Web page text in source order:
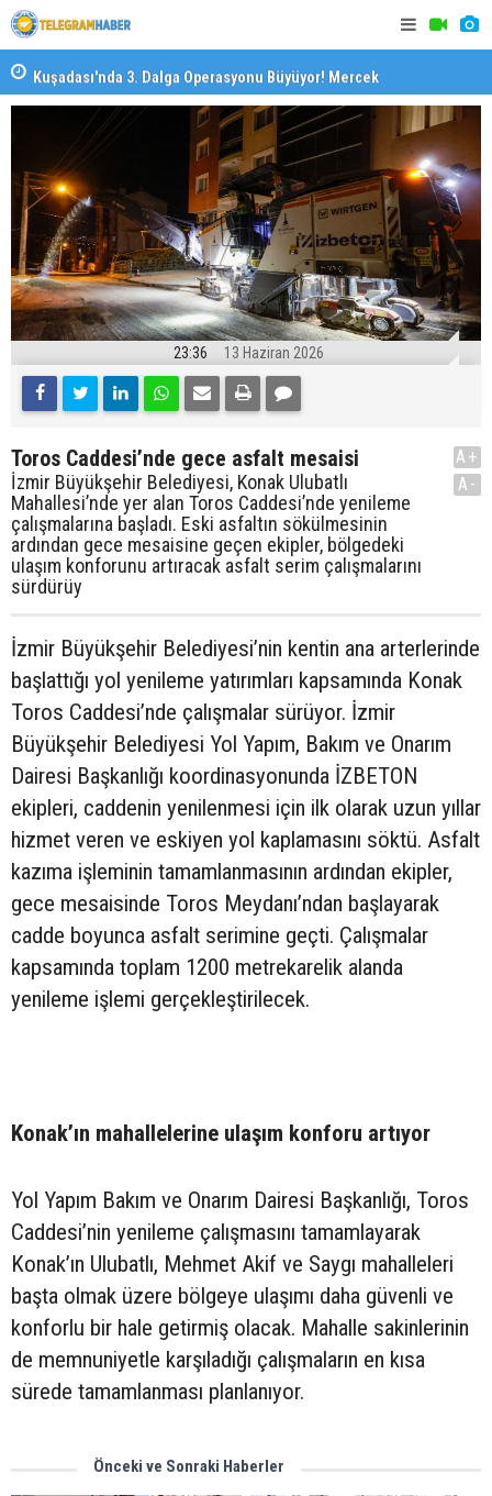
Kuşadası'nda 3. Dalga Operasyonu Büyüyor! Mercek
Altındaki Dosya: 2023 İmar Planları
23:36 13 Haziran 2026
Toros Caddesi’nde gece asfalt mesaisi
İzmir Büyükşehir Belediyesi, Konak Ulubatlı
Mahallesi’nde yer alan Toros Caddesi’nde yenileme
çalışmalarına başladı. Eski asfaltın sökülmesinin
ardından gece mesaisine geçen ekipler, bölgedeki
ulaşım konforunu artıracak asfalt serim çalışmalarını
sürdürüy
A+
A-
İzmir Büyükşehir Belediyesi’nin kentin ana arterlerinde
başlattığı yol yenileme yatırımları kapsamında Konak
Toros Caddesi’nde çalışmalar sürüyor. İzmir
Büyükşehir Belediyesi Yol Yapım, Bakım ve Onarım
Dairesi Başkanlığı koordinasyonunda İZBETON
ekipleri, caddenin yenilenmesi için ilk olarak uzun yıllar
hizmet veren ve eskiyen yol kaplamasını söktü. Asfalt
kazıma işleminin tamamlanmasının ardından ekipler,
gece mesaisinde Toros Meydanı’ndan başlayarak
cadde boyunca asfalt serimine geçti. Çalışmalar
kapsamında toplam 1200 metrekarelik alanda
yenileme işlemi gerçekleştirilecek.
Konak’ın mahallelerine ulaşım konforu artıyor
Yol Yapım Bakım ve Onarım Dairesi Başkanlığı, Toros
Caddesi’nin yenileme çalışmasını tamamlayarak
Konak’ın Ulubatlı, Mehmet Akif ve Saygı mahalleleri
başta olmak üzere bölgeye ulaşımı daha güvenli ve
konforlu bir hale getirmiş olacak. Mahalle sakinlerinin
de memnuniyetle karşıladığı çalışmaların en kısa
sürede tamamlanması planlanıyor.
Önceki ve Sonraki Haberler